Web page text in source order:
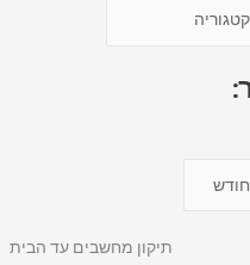
תיקון מחשבים עד הבית